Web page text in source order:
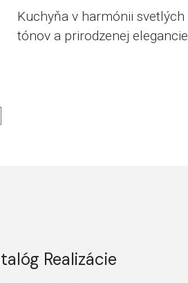
Kuchyňa v harmónii svetlých
tónov a prirodzenej elegancie
Realizácie